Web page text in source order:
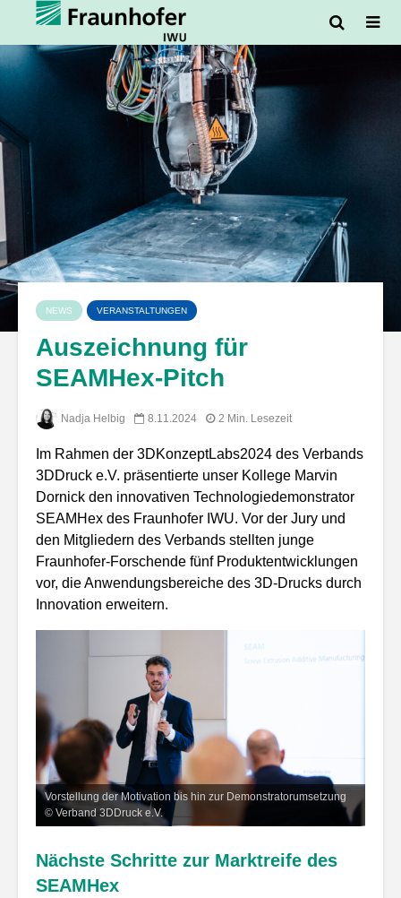
NEWS VERANSTALTUNGEN
Auszeichnung für
SEAMHex-Pitch
Nadja Helbig 8.11.2024 2 Min. Lesezeit
Im Rahmen der 3DKonzeptLabs2024 des Verbands
3DDruck e.V. präsentierte unser Kollege Marvin
Dornick den innovativen Technologiedemonstrator
SEAMHex des Fraunhofer IWU. Vor der Jury und
den Mitgliedern des Verbands stellten junge
Fraunhofer-Forschende fünf Produktentwicklungen
vor, die Anwendungsbereiche des 3D-Drucks durch
Innovation erweitern.
Vorstellung der Motivation bis hin zur Demonstratorumsetzung
© Verband 3DDruck e.V.
Nächste Schritte zur Marktreife des
SEAMHex